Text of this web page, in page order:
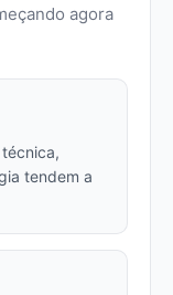
agora
tendem a